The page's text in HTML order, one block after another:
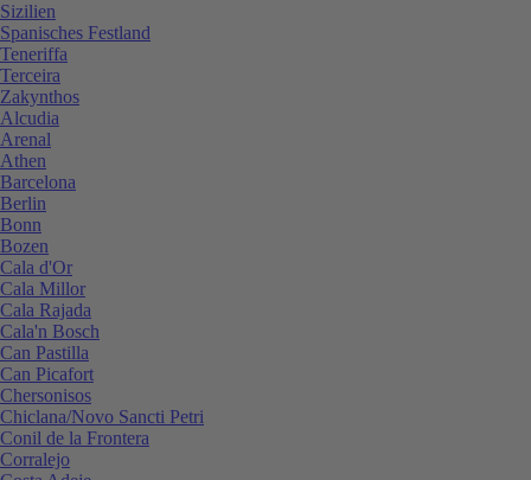
Sizilien
Spanisches Festland
Teneriffa
Terceira
Zakynthos
Alcudia
Arenal
Athen
Barcelona
Berlin
Bonn
Bozen
Cala d'Or
Cala Millor
Cala Rajada
Cala'n Bosch
Can Pastilla
Can Picafort
Chersonisos
Chiclana/Novo Sancti Petri
Conil de la Frontera
Corralejo